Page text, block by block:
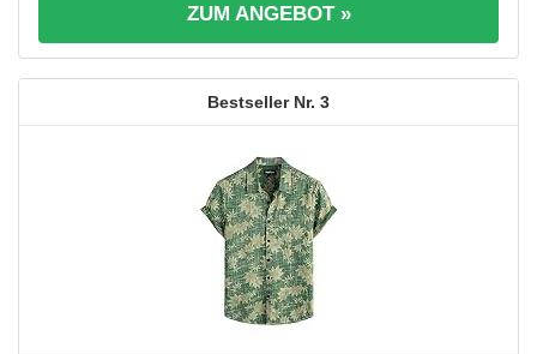
ZUM ANGEBOT »
3